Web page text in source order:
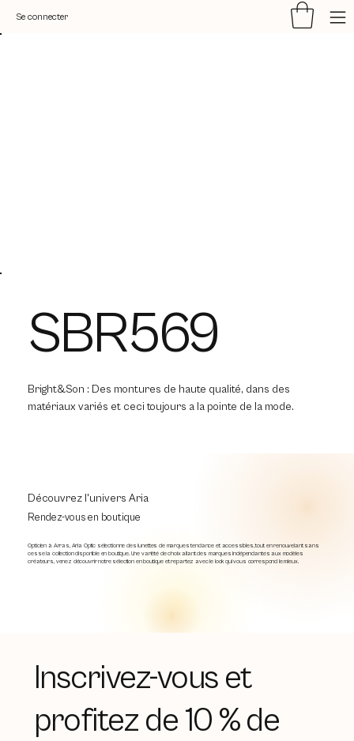
Se connecter
SBR569
Bright&Son : Des montures de haute qualité, dans des
matériaux variés et ceci toujours a la pointe de la mode.
Rendez-vous en boutique
Découvrez l'univers Aria
Opticien à Arras, Aria Optic sélectionne des lunettes de marques tendance et accessibles, tout en renouvelant sans
cesse la collection disponible en boutique. Une variété de choix allant des marques indépendantes aux modèles
créateurs, venez découvrir notre sélection en boutique et repartez avec le look qui vous correspond le mieux.
Inscrivez-vous et
profitez de 10 % de